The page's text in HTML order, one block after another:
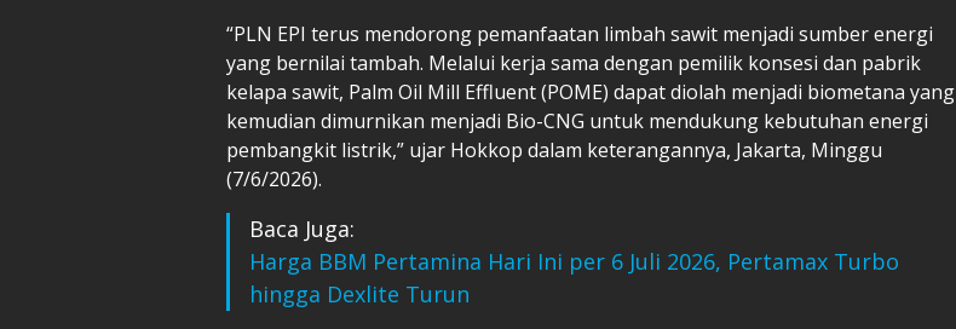
“PLN EPI terus mendorong pemanfaatan limbah sawit menjadi sumber energi
yang bernilai tambah. Melalui kerja sama dengan pemilik konsesi dan pabrik
kelapa sawit, Palm Oil Mill Effluent (POME) dapat diolah menjadi biometana yang
kemudian dimurnikan menjadi Bio-CNG untuk mendukung kebutuhan energi
pembangkit listrik,” ujar Hokkop dalam keterangannya, Jakarta, Minggu
(7/6/2026).
Baca Juga:
Harga BBM Pertamina Hari Ini per 6 Juli 2026, Pertamax Turbo
hingga Dexlite Turun